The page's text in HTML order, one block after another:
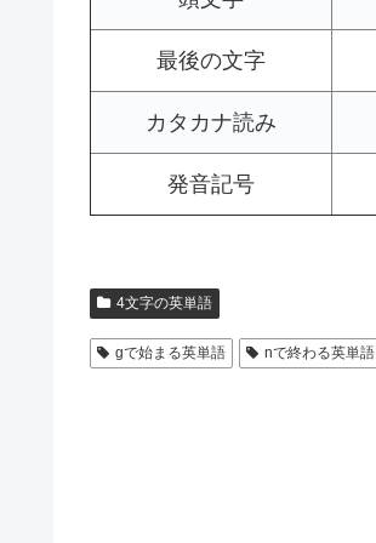
最後の文字
カタカナ読み
発音記号
4文字の英単語
gで始まる英単語 nで終わる英単語